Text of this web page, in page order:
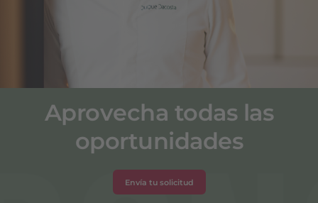
Aprovecha todas las
oportunidades
Envía tu solicitud